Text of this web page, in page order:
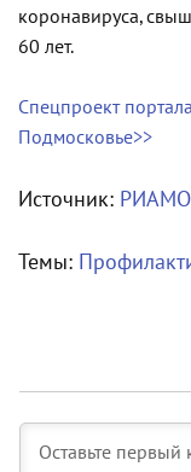
коронавируса,
60 лет.
Спецпроект
Подмосковье>>
Источник: РИАМО
Темы: